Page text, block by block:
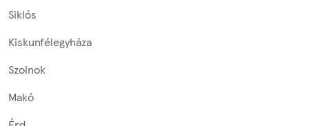
Siklós
Kiskunfélegyháza
Szolnok
Makó